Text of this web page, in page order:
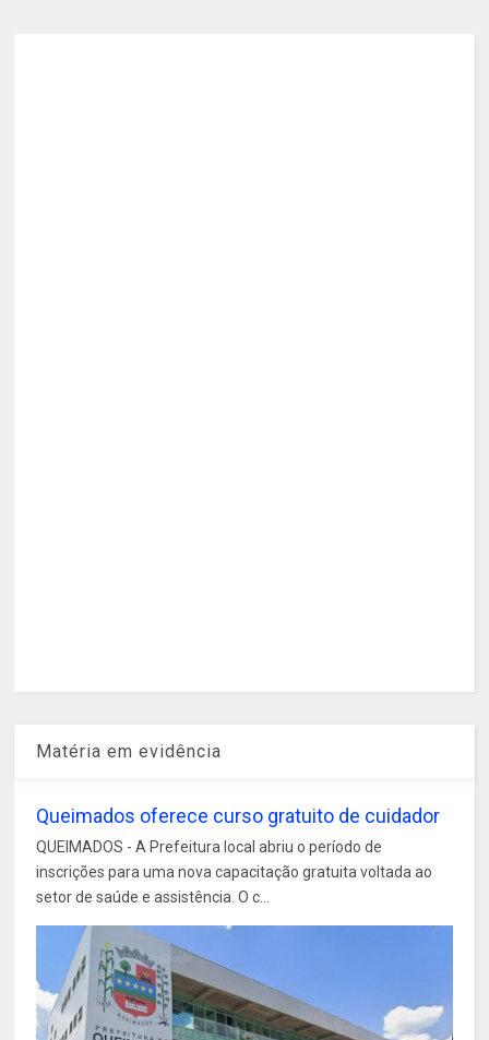
Matéria em evidência
Queimados oferece curso gratuito de cuidador
QUEIMADOS - A Prefeitura local abriu o período de
inscrições para uma nova capacitação gratuita voltada ao
setor de saúde e assistência. O c...